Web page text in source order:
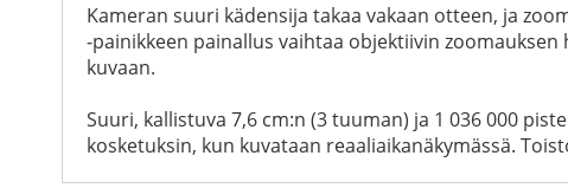
Kameran suuri kädensija takaa vakaan otteen, ja
‑painikkeen painallus vaihtaa objektiivin
kuvaan.
Suuri, kallistuva 7,6 cm:n (3 tuuman) ja 1 036 000
kosketuksin, kun kuvataan reaaliaikanäkymässä.